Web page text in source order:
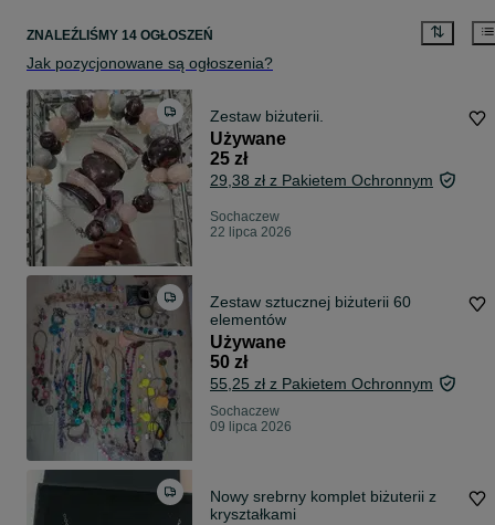
ZNALEŹLIŚMY 14 OGŁOSZEŃ
Jak pozycjonowane są ogłoszenia?
Zestaw biżuterii.
Używane
25 zł
29,38 zł z Pakietem Ochronnym
Sochaczew
22 lipca 2026
Zestaw sztucznej biżuterii 60
elementów
Używane
50 zł
55,25 zł z Pakietem Ochronnym
Sochaczew
09 lipca 2026
Nowy srebrny komplet biżuterii z
kryształkami